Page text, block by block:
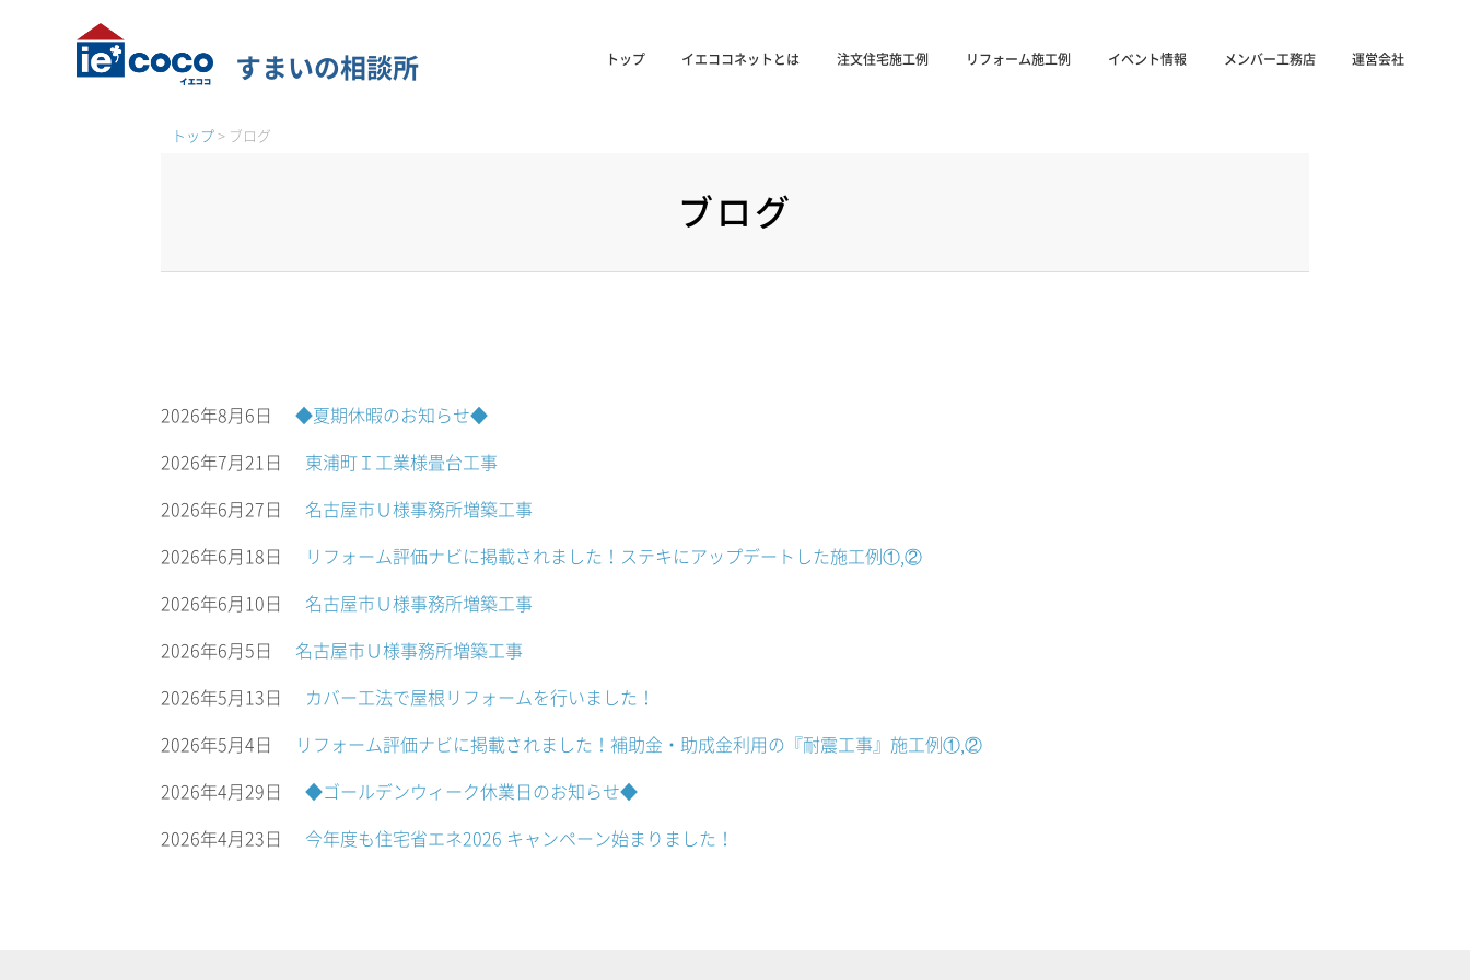
すまいの相談所 トップ イエココネットとは 注文住宅施工例 リフォーム施工例 イベント情報 メンバー工務店 運営会社
トップ > ブログ
ブログ
2026年8月6日 ◆夏期休暇のお知らせ◆
2026年7月21日 東浦町Ｉ工業様畳台工事
2026年6月27日 名古屋市Ｕ様事務所増築工事
2026年6月18日 リフォーム評価ナビに掲載されました！ステキにアップデートした施工例①,②
2026年6月10日 名古屋市Ｕ様事務所増築工事
2026年6月5日 名古屋市Ｕ様事務所増築工事
2026年5月13日 カバー工法で屋根リフォームを行いました！
2026年5月4日 リフォーム評価ナビに掲載されました！補助金・助成金利用の『耐震工事』施工例①,②
2026年4月29日 ◆ゴールデンウィーク休業日のお知らせ◆
2026年4月23日 今年度も住宅省エネ2026 キャンペーン始まりました！